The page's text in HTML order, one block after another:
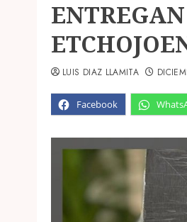
Facebook
LUIS DIAZ LLAMITA